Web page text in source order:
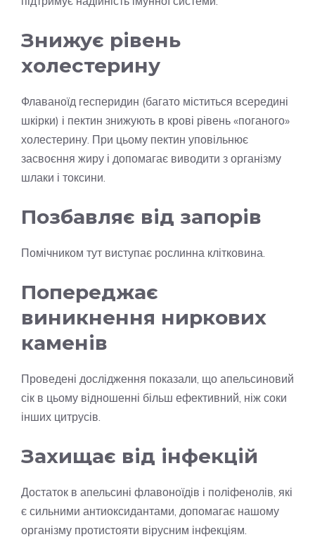
Знижує рівень
холестерину
Флаваноїд гесперидин (багато міститься всередині
шкірки) і пектин знижують в крові рівень «поганого»
холестерину. При цьому пектин уповільнює
засвоєння жиру і допомагає виводити з організму
шлаки і токсини.
Позбавляє від запорів
Помічником тут виступає рослинна клітковина.
Попереджає
виникнення ниркових
каменів
Проведені дослідження показали, що апельсиновий
сік в цьому відношенні більш ефективний, ніж соки
інших цитрусів.
Захищає від інфекцій
Достаток в апельсині флавоноїдів і поліфенолів, які
є сильними антиоксидантами, допомагає нашому
організму протистояти вірусним інфекціям.